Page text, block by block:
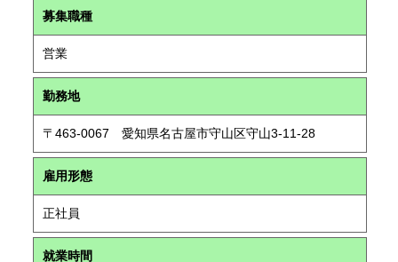
募集職種
営業
勤務地
〒463-0067 愛知県名古屋市守山区守山3-11-28
雇用形態
正社員
就業時間